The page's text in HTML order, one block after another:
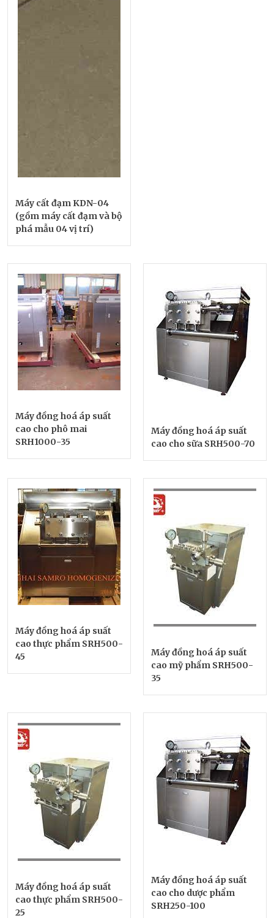
Máy cất đạm KDN-04
(gồm máy cất đạm và bộ
phá mẫu 04 vị trí)
Máy đồng hoá áp suất
cao cho phô mai
SRH1000-35
Máy đồng hoá áp suất
cao cho sữa SRH500-70
Máy đồng hoá áp suất
cao thực phẩm SRH500-
45
Máy đồng hoá áp suất
cao mỹ phẩm SRH500-
35
Máy đồng hoá áp suất
cao thực phẩm SRH500-
25
Máy đồng hoá áp suất
cao cho dược phẩm
SRH250-100